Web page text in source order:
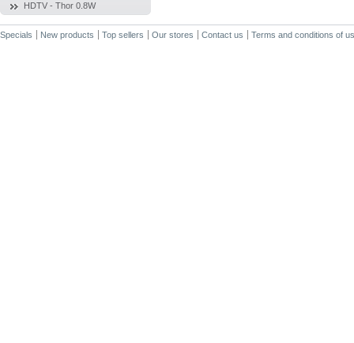
HDTV - Thor 0.8W
Specials New products Top sellers Our stores Contact us Terms and conditions of